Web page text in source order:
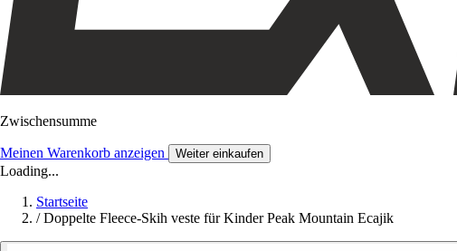
Zwischensumme
Meinen Warenkorb anzeigen Weiter einkaufen
Loading...
Startseite
/ Doppelte Fleece-Skih veste für Kinder Peak Mountain Ecajik